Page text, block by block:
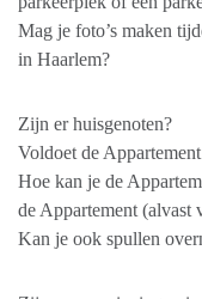
Mag je foto’s maken
in Haarlem?
Zijn er huisgenoten?
Voldoet de
Hoe kan je de
de Appartement (alvast
Kan je ook spullen